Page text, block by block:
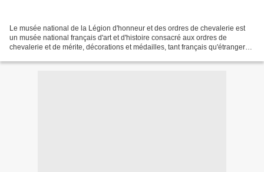
Le musée national de la Légion d'honneur et des ordres de chevalerie est
un musée national français d'art et d'histoire consacré aux ordres de
chevalerie et de mérite, décorations et médailles, tant français qu'étrangers.